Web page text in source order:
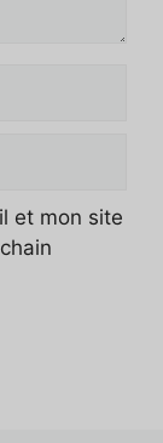
et mon site